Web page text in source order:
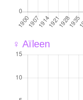
♀ Aïleen